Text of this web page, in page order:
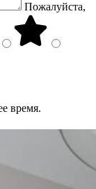
Пожалуйста,
время.